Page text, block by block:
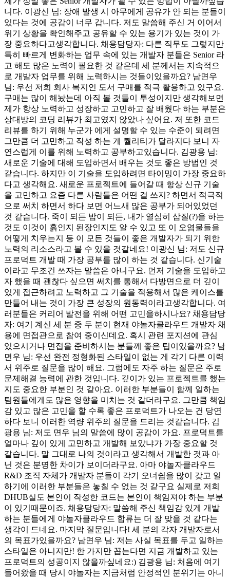
니다. 이광신 님: 장애 발생 시 아무에게 공유가 안 되는 분들이
있다는 것에 공감이 너무 갑니다. 저도 말씀해 주신 거 이어서
위기 상황을 확인해주고 공유할 수 있는 용기가 있는 것이 가
장 중요하다고생각합니다. 채용담당자: 다른 직무도 그렇지만
특히 빠르게 변화하는 업무 속에 있는 개발자 분들은 Senior 라
고 해도 많은 노력이 필요한 것 같은데 세 분께서는 지속적으
로 개발자 업무를 위해 노력하시는 것들이있을까요? 남면우
님: 우선 저희 회사 복지인 도서 구매를 적극 활용하고 있구요.
구매는 많이 해놨는데 아직 볼 것들이 투성이지만 생각해보면
제가 항상 노력하고 성장하고 고민하고 잘 배웠다 하는 부분은
상대방의 코딩 리뷰가 최고였지 않았나 싶어요. 저 또한 코드
리뷰를 하기 위해 누군가 에게 설명할 수 있는 수준이 되려면
그만큼 더 고민하고 작성 하는 게 퀄리티가 달라지다 보니 자
연스럽게 이를 위해 노력하고 공부하고있습니다. 김광용 님:
새로운 기술에 대해 도입하면서 배우는 것도 좋은 방법인 것
같습니다. 하지만 이 기술을 도입하려면 타이밍이 가장 중요하
다고 생각해요. 새로운 프로젝트에 들어갈 때 항상 신규 기술
을 고민하고 요즘 다른 사람들은 어떤 걸 쓰지? 하면서 적극적
으로 써치 하면서 하다 보면 어느새 많은 공부가 되어있었던
것 같습니다. 죽이 되든 밥이 되든, 내가 열심히 삽질(?)을 하는
것도 이것이 흙인지 된장인지도 알 수 있고 또 이 오염물들을
어떻게 치우는지 등 이 모든 것들이 좋은 개발자가 되기 위한
노력의 리소스라고 볼 수 있을 것같네요! 이광신 님: 저도 신규
프로덕트 개발 때 가장 공부를 많이 하는 것 같습니다. 신기술
이라고 무조건 쓰자는 말씀은 아니구요. 먼저 기술을 도입하고
자 했을 때 괜찮다 싶으면 써치를 통해서 다방면으로 더 깊이
있게 접근하려고 노력하고 그 기술을 적용해서 많은 케이스를
만들어 내는 것이 가장 큰 성장의 원동력이라고생각합니다. 여
러분들은 커리어 발전을 위해 어떤 고민을하시나요? 채용담당
자: 여기 계신 세 분 중 두 분이 현재 야놀자클라우드 개발자 채
용에 면접관으로 참여 중이신데요. 혹시 관련 포지션에 관심
있으시거나 면접을 준비하시는 분들께 좋은 팁이있을까요? 남
면우 님: 우선 완전 정형화된 스타일이 없는 게 각기 다른 이력
서 위주로 질문을 많이 해요. 그럼에도 자주 하는 질문은 주로
문제해결 능력에 관한 것입니다. 깊이가 있는 프로젝트를 했는
지도 중요한 부분인 것 같아요. 이러한 부분들이 함께 일하는
팀원들에게도 많은 영향을 미치는 것 같더라구요. 그만큼 책임
감 있고 많은 고민을 할 수록 좋은 프로덕트가 나오는 건 당연
하다 보니 이러한 역량 위주의 질문을 드리는 것같습니다. 김
광용 님: 저도 면우 님의 말씀에 많이 공감이 가요. 프로덕트를
얼마나 깊이 있게 고민하고 개발해 보았냐가 가장 중요할 것
같습니다. 말 그대로 나의 것이라고 생각해서 개발한 것과 아
닌 것은 분명한 차이가 보이더라구요. 아마 야놀자클라우드
R&D 조직 자체가 개발자 분들이 각기 오너쉽을 많이 갖고 일
하기에 이러한 부분들은 놓칠 수 없는 것 같구요 실제로 저희
DHUB실도 본인이 작성한 코드는 본인이 책임져야 하는 부분
이 있기때문이죠. 채용담당자: 말씀해 주신 책임감 있게 개발
하는 분들에게 야놀자클라우드 합류는 더 잘 맞을 것 같다는
생각이 드네요. 마지막 질문입니다! 세 분의 각자 개발자로서
의 목표가있을까요? 남면우 님: 저는 사실 목표를 두고 일하는
스타일은 아니지만! 한 가지만 꼽는다면 지금 개발하고 있는
프로덕트의 성공이지 않을까싶네요:) 김광용 님: 처음에 여기
들어왔을 때 당시 야놀자는 지금처럼 안정적인 분위기는 아니